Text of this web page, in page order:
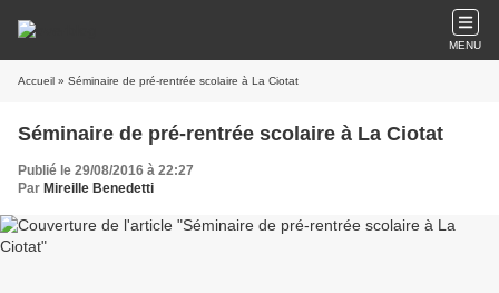
MENU
Accueil » Séminaire de pré-rentrée scolaire à La Ciotat
Séminaire de pré-rentrée scolaire à La Ciotat
Publié le 29/08/2016 à 22:27
Par Mireille Benedetti